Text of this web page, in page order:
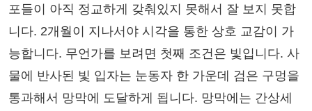
포들이 아직 정교하게 갖춰있지 못해서 잘 보지 못합
니다. 2개월이 지나서야 시각을 통한 상호 교감이 가
능합니다. 무언가를 보려면 첫째 조건은 빛입니다. 사
물에 반사된 빛 입자는 눈동자 한 가운데 검은 구멍을
통과해서 망막에 도달하게 됩니다. 망막에는 간상세